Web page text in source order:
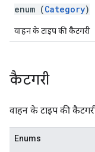
enum (Category)
वाहन के टाइप की कैटगरी
कैटगरी
वाहन के टाइप की
Enums